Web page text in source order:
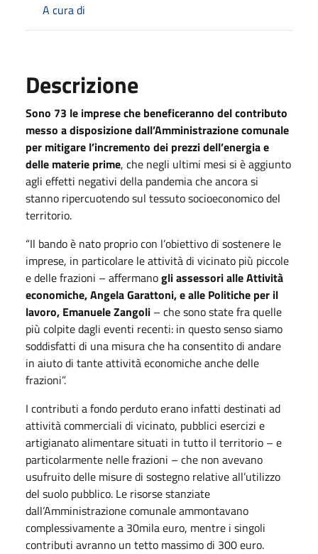
A cura di
Descrizione
Sono 73 le imprese che beneficeranno del contributo
messo a disposizione dall’Amministrazione comunale
per mitigare l’incremento dei prezzi dell’energia e
delle materie prime, che negli ultimi mesi si è aggiunto
agli effetti negativi della pandemia che ancora si
stanno ripercuotendo sul tessuto socioeconomico del
territorio.
“Il bando è nato proprio con l’obiettivo di sostenere le
imprese, in particolare le attività di vicinato più piccole
e delle frazioni – affermanogli assessori alle Attività
economiche, Angela Garattoni, e alle Politiche per il
lavoro, Emanuele Zangoli – che sono state fra quelle
più colpite dagli eventi recenti: in questo senso siamo
soddisfatti di una misura che ha consentito di andare
in aiuto di tante attività economiche anche delle
frazioni”.
I contributi a fondo perduto erano infatti destinati ad
attività commerciali di vicinato, pubblici esercizi e
artigianato alimentare situati in tutto il territorio – e
particolarmente nelle frazioni – che non avevano
usufruito delle misure di sostegno relative all’utilizzo
del suolo pubblico. Le risorse stanziate
dall’Amministrazione comunale ammontavano
complessivamente a 30mila euro, mentre i singoli
contributi avranno un tetto massimo di 300 euro.